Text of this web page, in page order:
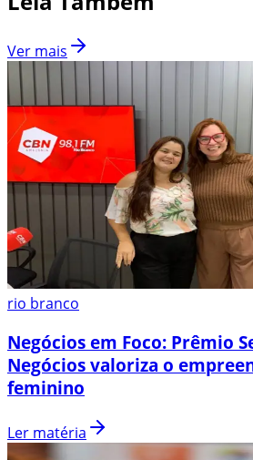
Ver mais
rio branco
Negócios em Foco: Prêmio
Negócios valoriza o
feminino
Ler matéria